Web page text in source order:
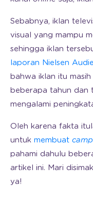
Sebabnya, iklan
visual yang mampu
sehingga iklan
laporan Nielsen
bahwa iklan itu
beberapa tahun dan
mengalami
Oleh karena fakta
untuk membuat
pahami dahulu
artikel ini. Mari
ya!